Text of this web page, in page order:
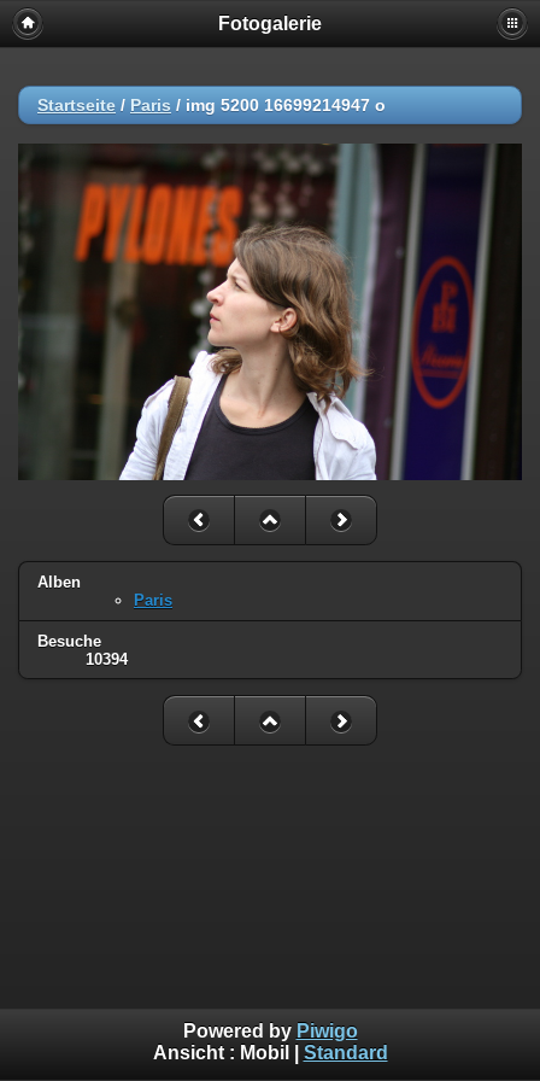
Fotogalerie
Startseite / Paris / img 5200 16699214947 o
Alben
Paris
Besuche
10394
Powered by Piwigo
Ansicht : Mobil Standard